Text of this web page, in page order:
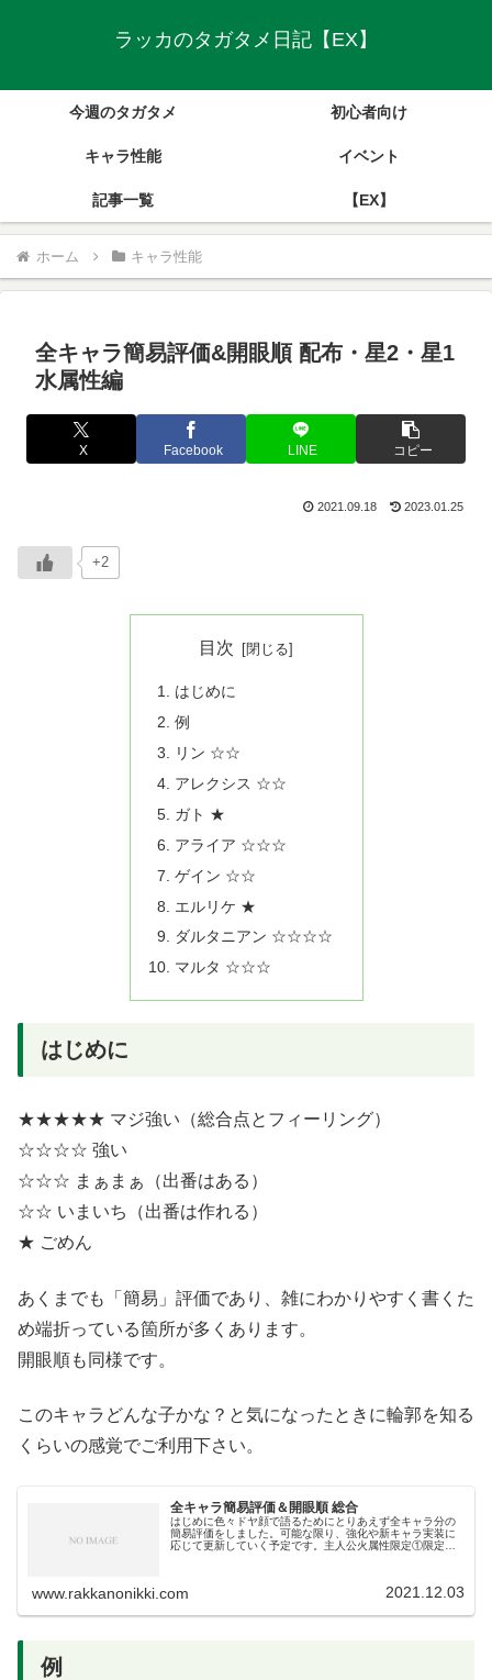
ラッカのタガタメ日記【EX】
今週のタガタメ 初心者向け
キャラ性能 イベント
記事一覧 【EX】
ホーム キャラ性能
全キャラ簡易評価&開眼順 配布・星2・星1
水属性編
X Facebook LINE コピー
2021.09.18 2023.01.25
+2
目次
はじめに
例
リン ☆☆
アレクシス ☆☆
ガト ★
アライア ☆☆☆
ゲイン ☆☆
エルリケ ★
ダルタニアン ☆☆☆☆
マルタ ☆☆☆
はじめに
★★★★★ マジ強い（総合点とフィーリング）
☆☆☆☆ 強い
☆☆☆ まぁまぁ（出番はある）
☆☆ いまいち（出番は作れる）
★ ごめん
あくまでも「簡易」評価であり、雑にわかりやすく書くた
め端折っている箇所が多くあります。
開眼順も同様です。
このキャラどんな子かな？と気になったときに輪郭を知る
くらいの感覚でご利用下さい。
全キャラ簡易評価＆開眼順 総合
はじめに色々ドヤ顔で語るためにとりあえず全キャラ分の
簡易評価をしました。可能な限り、強化や新キャラ実装に
応じて更新していく予定です。主人公火属性限定①限定➁
www.rakkanonikki.com 2021.12.03
例